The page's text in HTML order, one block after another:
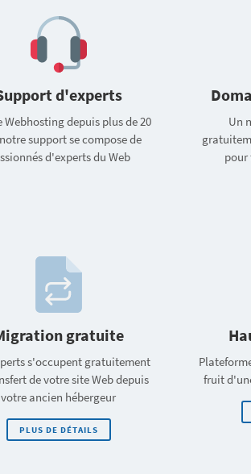
d'experts
Webhosting depuis plus de 20
support se compose de
d'experts du Web
Un
pour
gratuite
s'occupent gratuitement
de votre site Web depuis
votre ancien hébergeur
PLUS DE DÉTAILS
fruit